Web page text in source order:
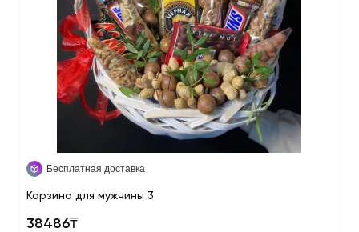
Бесплатная доставка
Корзина для мужчины 3
38486₸